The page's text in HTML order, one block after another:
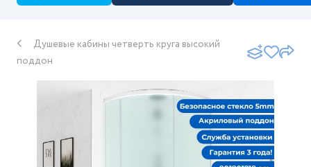
Душевые кабины четверть круга высокий
поддон